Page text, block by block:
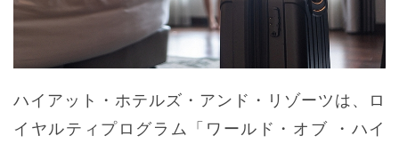
ハイアット・ホテルズ・アンド・リゾーツは、ロ
イヤルティプログラム「ワールド・オブ ・ハイ